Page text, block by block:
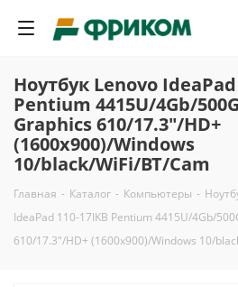
Ноутбук Lenovo IdeaPad
Pentium 4415U/4Gb/
Graphics 610/17.3"/HD+
(1600x900)/Windows
10/black/WiFi/BT/Cam
Главная - Каталог - Компьютеры -
IdeaPad 110-17IKB Pentium 4415U/4Gb/
610/17.3"/HD+ (1600x900)/Windows 10/